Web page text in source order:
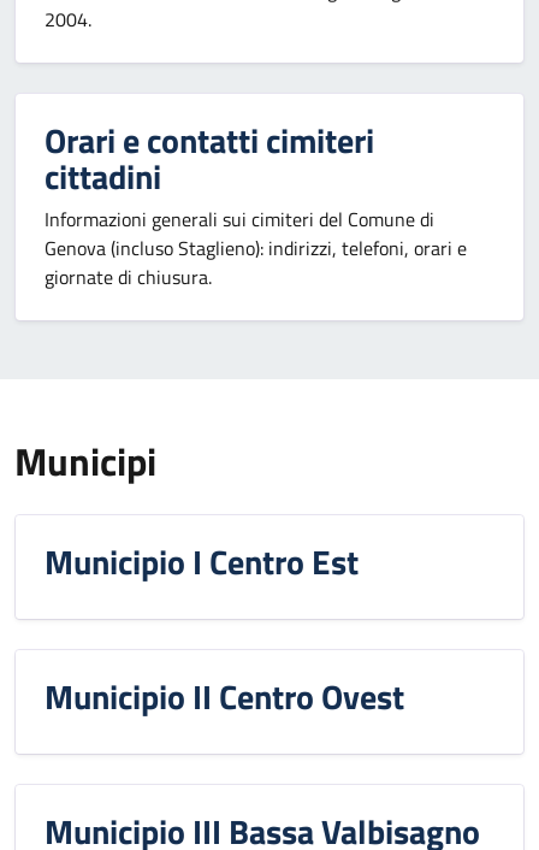
2004.
Orari e contatti cimiteri
cittadini
Informazioni generali sui cimiteri del Comune di
Genova (incluso Staglieno): indirizzi, telefoni, orari e
giornate di chiusura.
Municipi
Municipio I Centro Est
Municipio II Centro Ovest
Municipio III Bassa Valbisagno